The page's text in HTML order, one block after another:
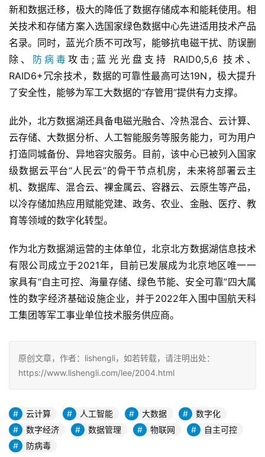
新和数据迁移，极大的降低了数据存储成本和能耗使用。相
关技术和存储方案入选国家绿色数据中心先进适用技术产品
名录。同时，蓝光介质不可改写，能够抗电磁干扰、防误删
除、 防病毒攻击;蓝光光盘支持 RAID0,5,6 技术、
RAID6+冗余技术，数据的可靠性最高可达19N，极大提升
了安全性，能够为军工大数据的“存管用”提供有力支撑。
此外，北方数据湖还具备电磁光融合、冷热混合、云计算、
云存储、大数据分析、人工智能服务等服务能力，可为用户
打造同城备份、异地容灾服务。目前，该中心已被列入国家
级数据云平台“人民云”的骨干节点机房，未来将部署云主
机、数据库、混合云、裸金属云、容器云、云原生等产品，
以冷存储加热应用赋能党建、政务、农业、金融、医疗、教
育等领域的数字化转型。
作为北方数据湖运营的主体单位，北京北方数据湖信息技术
有限公司成立于2021年，目前已发展成为北京地区唯一一
家具有“自主可控、海量存储、绿色节能、安全可靠”四大属
性的数字经济基础设施企业，并于2022年入围中国航天科
工集团等军工事业单位技术服务供应商。
原创文章，作者：lishengli，如若转载，请注明出处：
https://www.lishengli.com/lee/2004.html
云计算 人工智能 大数据
数字化
数字经济
数据管理 物联网
自主可控
防病毒